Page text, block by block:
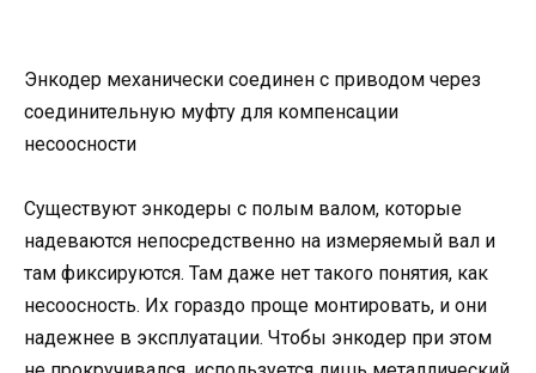
Энкодер механически соединен с приводом через
соединительную муфту для компенсации
несоосности
Существуют энкодеры с полым валом, которые
надеваются непосредственно на измеряемый вал и
там фиксируются. Там даже нет такого понятия, как
несоосность. Их гораздо проще монтировать, и они
надежнее в эксплуатации. Чтобы энкодер при этом